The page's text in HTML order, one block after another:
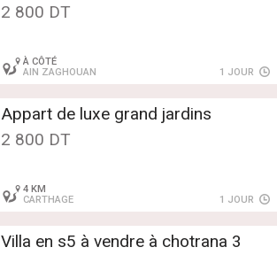
2 800 DT
À CÔTÉ
AIN ZAGHOUAN
1 JOUR
Appart de luxe grand jardins
2 800 DT
4 KM
CARTHAGE
1 JOUR
Villa en s5 à vendre à chotrana 3